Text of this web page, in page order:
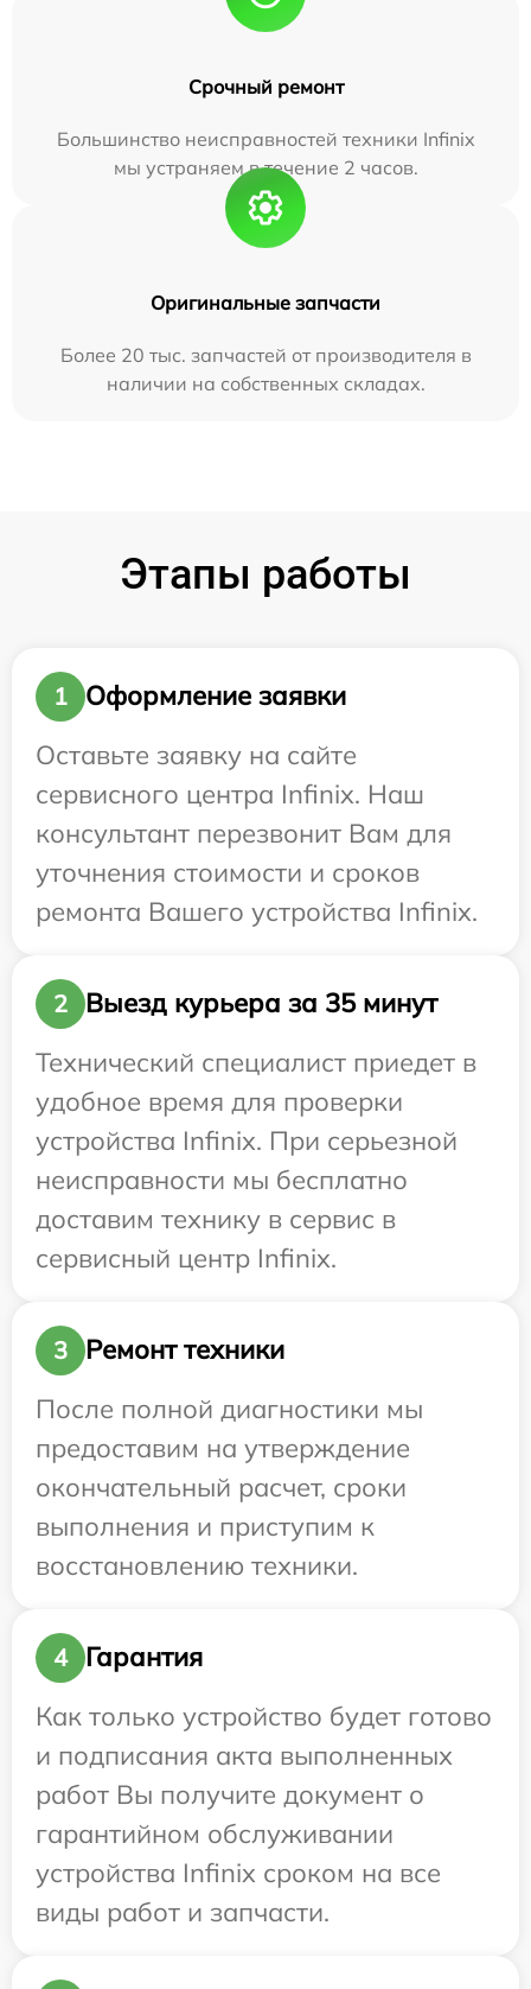
Срочный ремонт
Большинство неисправностей техники Infinix
мы устраняем в течение 2 часов.
Оригинальные запчасти
Более 20 тыс. запчастей от производителя в
наличии на собственных складах.
Этапы работы
1
Оформление заявки
Оставьте заявку на сайте
сервисного центра Infinix. Наш
консультант перезвонит Вам для
уточнения стоимости и сроков
ремонта Вашего устройства Infinix.
2
Выезд курьера за 35 минут
Технический специалист приедет в
удобное время для проверки
устройства Infinix. При серьезной
неисправности мы бесплатно
доставим технику в сервис в
сервисный центр Infinix.
3
Ремонт техники
После полной диагностики мы
предоставим на утверждение
окончательный расчет, сроки
выполнения и приступим к
восстановлению техники.
4
Гарантия
Как только устройство будет готово
и подписания акта выполненных
работ Вы получите документ о
гарантийном обслуживании
устройства Infinix сроком на все
виды работ и запчасти.